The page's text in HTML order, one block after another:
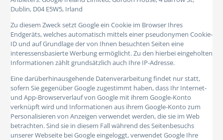
Dublin, D04 E5W5, Irland
Zu diesem Zweck setzt Google ein Cookie im Browser Ihres
Endgeräts, welches automatisch mittels einer pseudonymen Cookie-
ID und auf Grundlage der von Ihnen besuchten Seiten eine
interessensbasierte Werbung ermöglicht. Zu den hierbei eingeholten
Informationen zählt grundsätzlich auch Ihre IP-Adresse.
Eine darüberhinausgehende Datenverarbeitung findet nur statt,
sofern Sie gegenüber Google zugestimmt haben, dass Ihr Internet-
und App-Browserverlauf von Google mit ihrem Google-Konto
verknüpft wird und Informationen aus ihrem Google-Konto zum
Personalisieren von Anzeigen verwendet werden, die sie im Web
betrachten. Sind sie in diesem Fall während des Seitenbesuchs
unserer Webseite bei Google eingeloggt, verwendet Google Ihre